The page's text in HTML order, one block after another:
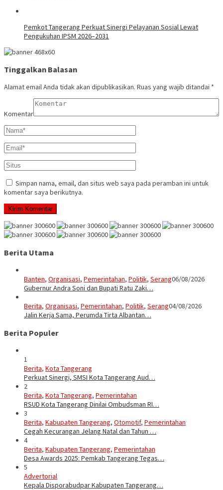
Pemkot Tangerang Perkuat Sinergi Pelayanan Sosial Lewat
Pengukuhan IPSM 2026–2031
Tinggalkan Balasan
Alamat email Anda tidak akan dipublikasikan. Ruas yang wajib ditandai *
Komentar
Simpan nama, email, dan situs web saya pada peramban ini untuk
komentar saya berikutnya.
Berita Utama
Banten, Organisasi, Pemerintahan, Politik, Serang06/08/2026
Gubernur Andra Soni dan Bupati Ratu Zaki…
Berita, Organisasi, Pemerintahan, Politik, Serang04/08/2026
Jalin Kerja Sama, Perumda Tirta Albantan…
Berita Populer
1
Berita, Kota Tangerang
Perkuat Sinergi, SMSI Kota Tangerang Aud…
2
Berita, Kota Tangerang, Pemerintahan
RSUD Kota Tangerang Dinilai Ombudsman RI…
3
Berita, Kabupaten Tangerang, Otomotif, Pemerintahan
Cegah Kecurangan Jelang Natal dan Tahun …
4
Berita, Kabupaten Tangerang, Pemerintahan
Desa Awards 2025: Pemkab Tangerang Tegas…
5
Advertorial
Kepala Disporabudpar Kabupaten Tangerang…